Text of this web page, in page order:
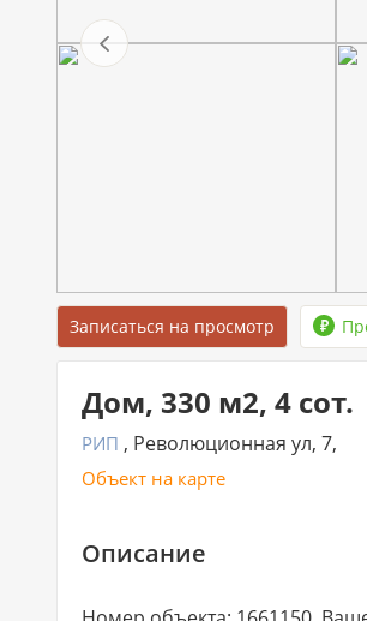
Записаться на просмотр
Дом, 330 м2, 4 сот.
РИП , Революционная ул, 7,
Объект на карте
Описание